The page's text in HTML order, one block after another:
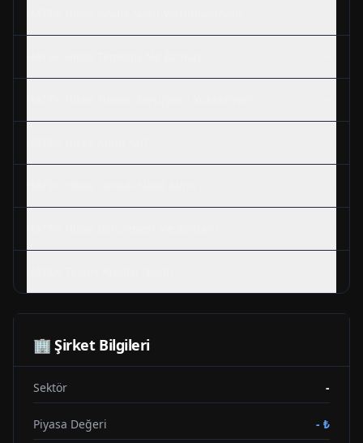
🏢 Şirket Bilgileri
Sektör -
Piyasa Değeri - ₺